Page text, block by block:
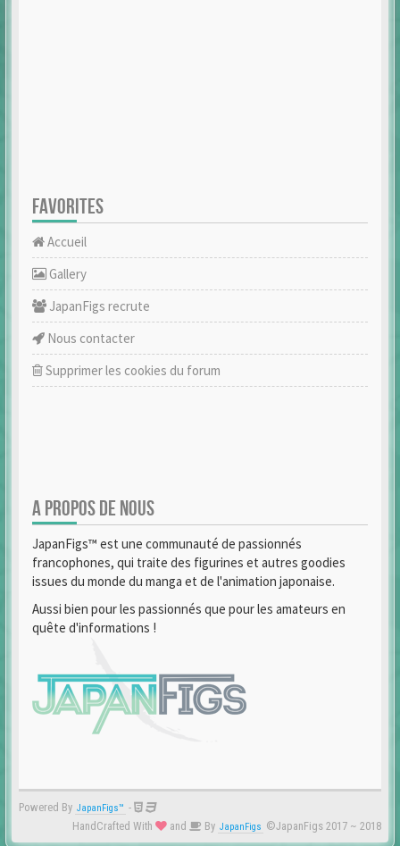
FAVORITES
Accueil
Gallery
JapanFigs recrute
Nous contacter
Supprimer les cookies du forum
A PROPOS DE NOUS
JapanFigs™ est une communauté de passionnés
francophones, qui traite des figurines et autres goodies
issues du monde du manga et de l'animation japonaise.
Aussi bien pour les passionnés que pour les amateurs en
quête d'informations !
Powered By JapanFigs™ -
HandCrafted With
and By JapanFigs ©JapanFigs 2017 ~ 2018